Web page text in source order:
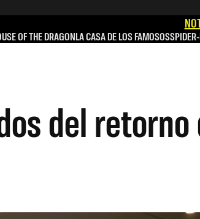
OF THE DRAGONLA CASA DE LOS FAMOSOS
del